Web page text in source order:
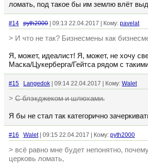
ломать, под такое бы им землю влёт
#14 pyth2000 | 09:13 22.04.2017 | Кому: pavelat
> И что не так? Бизнесмены как
Я, может, идеалист! Я, может, не хочу
Маска/Цукерберга/Гейтса рядом с
#15 Langedok | 09:14 22.04.2017 | Кому: Walet
> С блэкджеком и шлюхами.
Я бы не стал так категорично
#16 Walet| 09:15 22.04.2017 | Кому: pyth2000
> всё равно мне будет непонятно,
церковь ломать,